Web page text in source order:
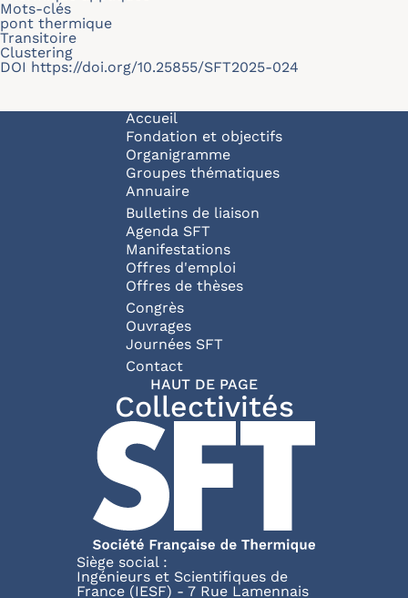
Mots-clés
pont thermique
Transitoire
Clustering
DOI https://doi.org/10.25855/SFT2025-024
Navigation principale
Accueil
Fondation et objectifs
Organigramme
Groupes thématiques
Annuaire
Bulletins de liaison
Agenda SFT
Manifestations
Offres d'emploi
Offres de thèses
Congrès
Ouvrages
Journées SFT
Pied de page
Contact
HAUT DE PAGE
Collectivités
Siège social :
Ingénieurs et Scientifiques de
France (IESF) - 7 Rue Lamennais